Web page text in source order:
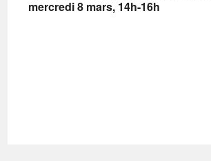
mercredi 8 mars, 14h-16h